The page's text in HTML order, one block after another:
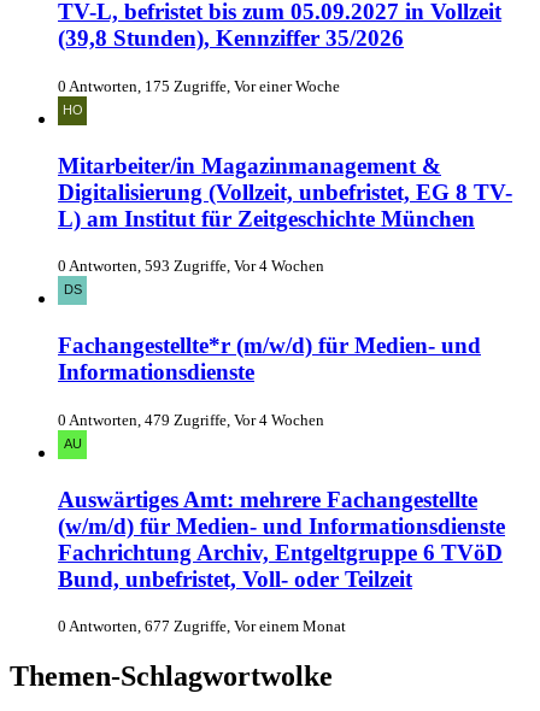
TV-L, befristet bis zum 05.09.2027 in Vollzeit
(39,8 Stunden), Kennziffer 35/2026
0 Antworten, 175 Zugriffe, Vor einer Woche
Mitarbeiter/in Magazinmanagement &
Digitalisierung (Vollzeit, unbefristet, EG 8 TV-
L) am Institut für Zeitgeschichte München
0 Antworten, 593 Zugriffe, Vor 4 Wochen
Fachangestellte*r (m/w/d) für Medien- und
Informationsdienste
0 Antworten, 479 Zugriffe, Vor 4 Wochen
Auswärtiges Amt: mehrere Fachangestellte
(w/m/d) für Medien- und Informationsdienste
Fachrichtung Archiv, Entgeltgruppe 6 TVöD
Bund, unbefristet, Voll- oder Teilzeit
0 Antworten, 677 Zugriffe, Vor einem Monat
Themen-Schlagwortwolke